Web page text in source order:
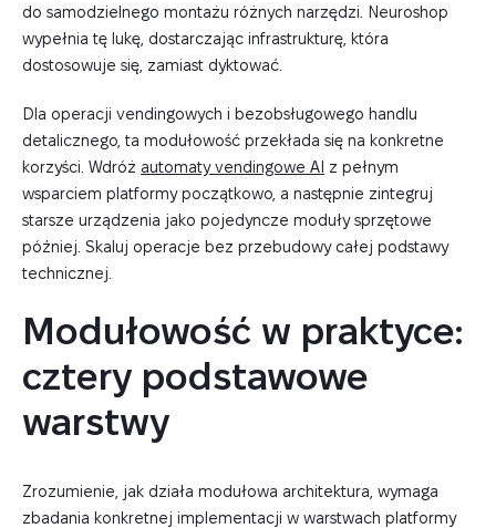
do samodzielnego montażu różnych narzędzi. Neuroshop
wypełnia tę lukę, dostarczając infrastrukturę, która
dostosowuje się, zamiast dyktować.
Dla operacji vendingowych i bezobsługowego handlu
detalicznego, ta modułowość przekłada się na konkretne
korzyści. Wdróż automaty vendingowe AI z pełnym
wsparciem platformy początkowo, a następnie zintegruj
starsze urządzenia jako pojedyncze moduły sprzętowe
później. Skaluj operacje bez przebudowy całej podstawy
technicznej.
Modułowość w praktyce:
cztery podstawowe
warstwy
Zrozumienie, jak działa modułowa architektura, wymaga
zbadania konkretnej implementacji w warstwach platformy